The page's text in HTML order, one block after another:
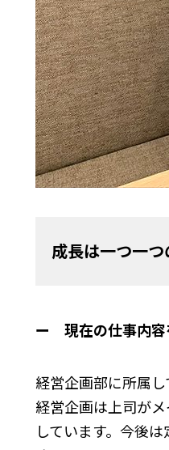
成長は一つ一
ー 現在の仕事内容
経営企画部に所属
経営企画は上司が
しています。今後